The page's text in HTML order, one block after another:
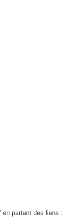
en partant des liens :